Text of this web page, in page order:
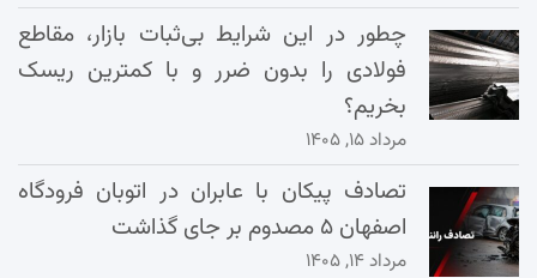
چطور در این شرایط بی‌ثبات بازار، مقاطع
فولادی را بدون ضرر و با کمترین ریسک
بخریم؟
مرداد ۱۵, ۱۴۰۵
تصادف پیکان با عابران در اتوبان فرودگاه
اصفهان ۵ مصدوم بر جای گذاشت
مرداد ۱۴, ۱۴۰۵